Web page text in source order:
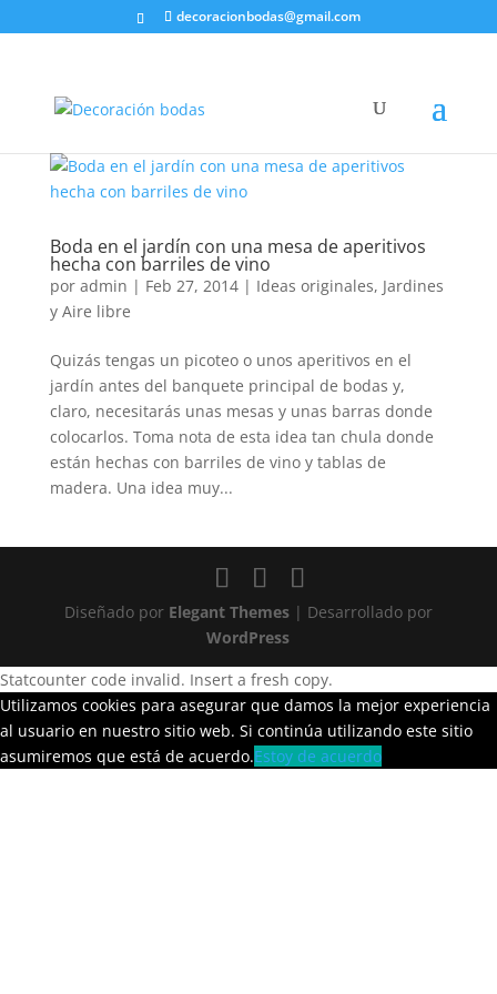
decoracionbodas@gmail.com
Boda en el jardín con una mesa de aperitivos
hecha con barriles de vino
por admin | Feb 27, 2014| Ideas originales, Jardines
y Aire libre
Quizás tengas un picoteo o unos aperitivos en el
jardín antes del banquete principal de bodas y,
claro, necesitarás unas mesas y unas barras donde
colocarlos. Toma nota de esta idea tan chula donde
están hechas con barriles de vino y tablas de
madera. Una idea muy...
Diseñado por Elegant Themes| Desarrollado por
WordPress
Statcounter code invalid. Insert a fresh copy.
Utilizamos cookies para asegurar que damos la mejor experiencia
al usuario en nuestro sitio web. Si continúa utilizando este sitio
asumiremos que está de acuerdo.Estoy de acuerdo